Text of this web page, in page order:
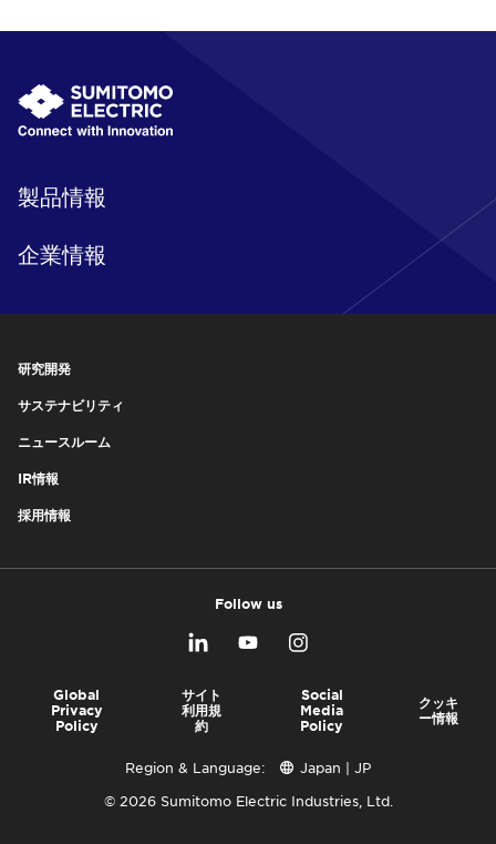
製品情報
企業情報
研究開発
サステナビリティ
ニュースルーム
IR情報
採用情報
Follow us
Global
Privacy
Policy
サイト
利用規
約
Social
Media
Policy
クッキ
ー情報
Region & Language:
Japan | JP
© 2026 Sumitomo Electric Industries, Ltd.